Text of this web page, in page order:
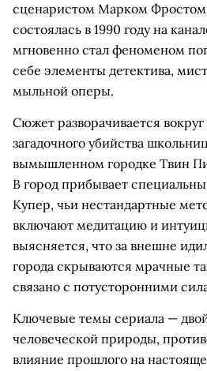
сценаристом Марком
состоялась в 1990 году на
мгновенно стал феноменом
себе элементы детектива,
мыльной оперы.
Сюжет разворачивается
загадочного убийства
вымышленном городке Твин
В город прибывает
Купер, чьи нестандартные
включают медитацию и
выясняется, что за внешне
города скрываются мрачные
связано с потусторонними
Ключевые темы сериала —
человеческой природы,
влияние прошлого на